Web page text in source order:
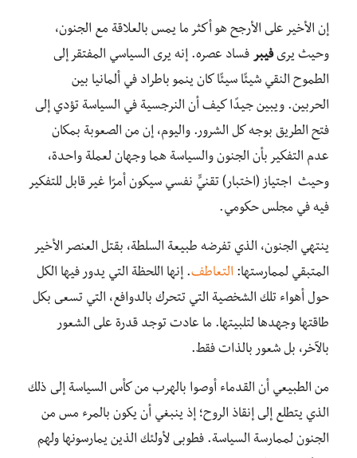
إن الأخير على الأرجح هو أكثر ما يمس بالعلاقة مع الجنون،
وحيث يرىفيبر فساد عصره. إنه يرى السياسي المفتقر إلى
الطموح النقي شيئًا سيئًا كان ينمو باطراد في ألمانيا بين
الحربين. ويبين جيدًا كيف أن النرجسية في السياسة تؤدي إلى
فتح الطريق بوجه كل الشرور. واليوم، إن من الصعوبة بمكان
عدم التفكير بأن الجنون والسياسة هما وجهان لعملة واحدة،
وحيث اجتياز (اختبار) تقنيٍّ نفسي سيكون أمرًا غير قابل للتفكير
فيه في مجلس حكومي.
ينتهي الجنون، الذي تفرضه طبيعة السلطة، بقتل العنصر الأخير
المتبقي لممارستها: التعاطف. إنها اللحظة التي يدور فيها الكل
حول أهواء تلك الشخصية التي تتحرك بالدوافع، التي تسعى بكل
طاقتها وجهدها لتلبيتها. ما عادت توجد قدرة على الشعور
بالآخر، بل شعور بالذات فقط.
من الطبيعي أن القدماء أوصوا بالهرب من كأس السياسة إلى ذلك
الذي يتطلع إلى إنقاذ الروح؛ إذ ينبغي أن يكون بالمرء مس من
الجنون لممارسة السياسة. فطوبى لأولئك الذين يمارسونها ولهم